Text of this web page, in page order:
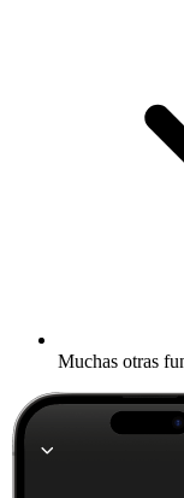
Muchas otras